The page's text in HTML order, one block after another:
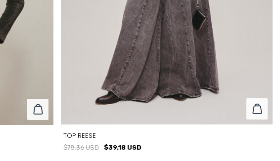
TOP REESE
$78.36 USD $39.18 USD